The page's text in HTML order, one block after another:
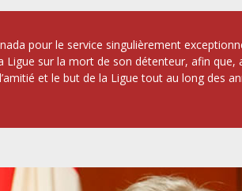
pour le service singulièrement
sur la mort de son détenteur, afin
et le but de la Ligue tout au long des